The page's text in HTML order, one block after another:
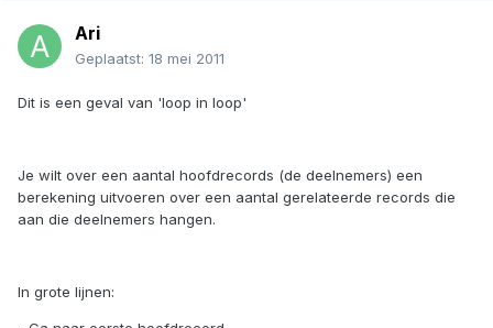
Ari
Geplaatst: 18 mei 2011
Dit is een geval van 'loop in loop'
Je wilt over een aantal hoofdrecords (de deelnemers) een
berekening uitvoeren over een aantal gerelateerde records die
aan die deelnemers hangen.
In grote lijnen: